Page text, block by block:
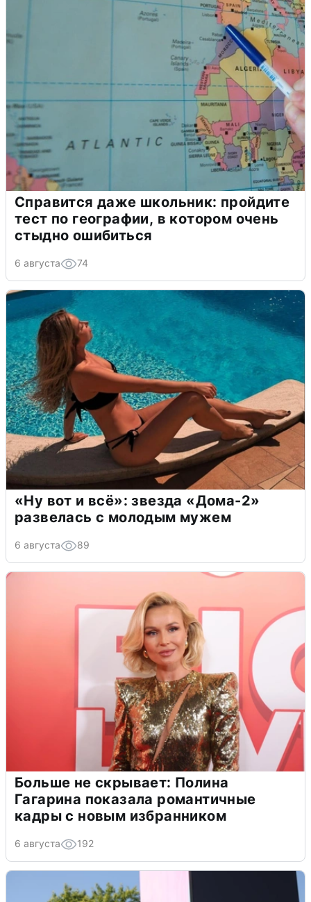
Справится даже школьник: пройдите
тест по географии, в котором очень
стыдно ошибиться
6 августа 74
«Ну вот и всё»: звезда «Дома-2»
развелась с молодым мужем
6 августа 89
Больше не скрывает: Полина
Гагарина показала романтичные
кадры с новым избранником
6 августа 192